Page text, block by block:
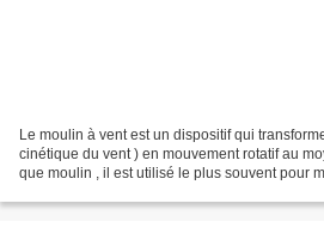
Le moulin à vent est un dispositif qui
cinétique du vent ) en mouvement rotatif au
que moulin , il est utilisé le plus souvent pour